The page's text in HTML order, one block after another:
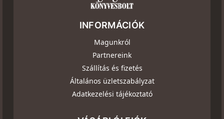
INFORMÁCIÓK
Magunkról
Partnereink
Szállítás és fizetés
Általános üzletszabályzat
Adatkezelési tájékoztató